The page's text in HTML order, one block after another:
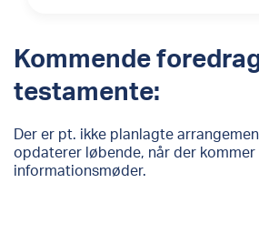
Kommende
testamente:
Der er pt. ikke planlagte
opdaterer løbende, når der
informationsmøder.